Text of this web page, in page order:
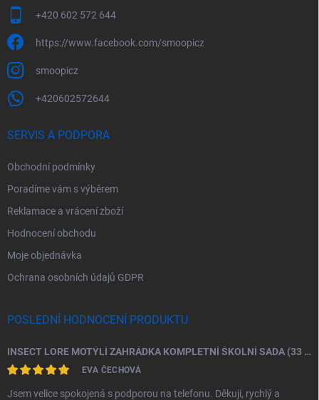
+420 602 572 644
https://www.facebook.com/smoopicz
smoopicz
+420602572644
SERVIS A PODPORA
Obchodní podmínky
Poradíme vám s výběrem
Reklamace a vrácení zboží
Hodnocení obchodu
Moje objednávka
Ochrana osobních údajů GDPR
POSLEDNÍ HODNOCENÍ PRODUKTU
INSECT LORE MOTÝLÍ ZAHRÁDKA KOMPLETNÍ ŠKOLNÍ SADA (33 HOUSENEK)
EVA ČECHOVÁ
Jsem velice spokojená s podporou na telefonu. Děkuji, rychlý a